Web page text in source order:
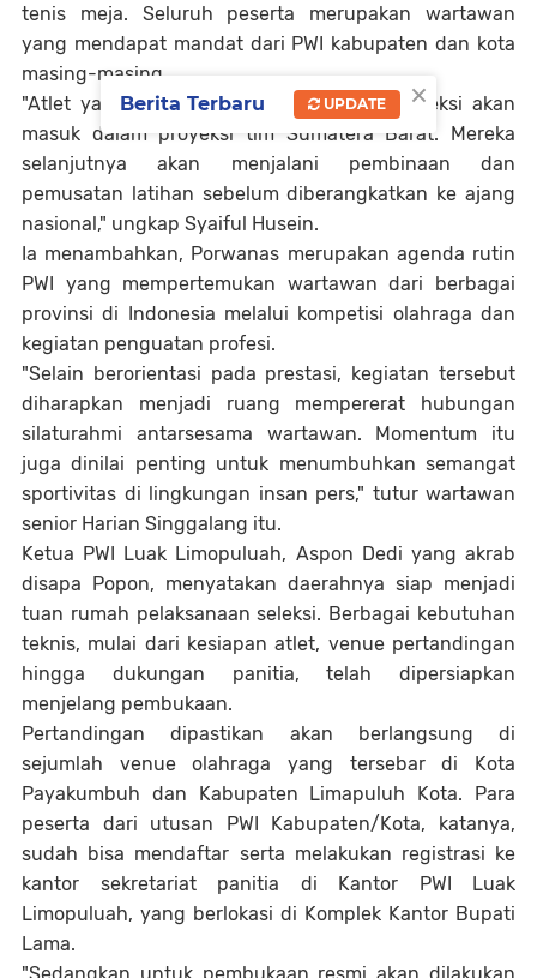
tenis meja. Seluruh peserta merupakan wartawan
yang mendapat mandat dari PWI kabupaten dan kota
masing-masing.‎
‎"Atlet yang berhasil memenuhi standar seleksi akan
masuk dalam proyeksi tim Sumatera Barat. Mereka
selanjutnya akan menjalani pembinaan dan
pemusatan latihan sebelum diberangkatkan ke ajang
nasional," ungkap Syaiful Husein. ‎
‎Ia menambahkan, Porwanas merupakan agenda rutin
PWI yang mempertemukan wartawan dari berbagai
provinsi di Indonesia melalui kompetisi olahraga dan
kegiatan penguatan profesi.
‎"Selain berorientasi pada prestasi, kegiatan tersebut
diharapkan menjadi ruang mempererat hubungan
silaturahmi antarsesama wartawan. Momentum itu
juga dinilai penting untuk menumbuhkan semangat
sportivitas di lingkungan insan pers," tutur wartawan
senior Harian Singgalang itu.‎
‎Ketua PWI Luak Limopuluah, Aspon Dedi yang akrab
disapa Popon, menyatakan daerahnya siap menjadi
tuan rumah pelaksanaan seleksi. Berbagai kebutuhan
teknis, mulai dari kesiapan atlet, venue pertandingan
hingga dukungan panitia, telah dipersiapkan
menjelang pembukaan.‎
‎Pertandingan dipastikan akan berlangsung di
sejumlah venue olahraga yang tersebar di Kota
Payakumbuh dan Kabupaten Limapuluh Kota. Para
peserta dari utusan PWI Kabupaten/Kota, katanya,
sudah bisa mendaftar serta melakukan registrasi ke
kantor sekretariat panitia di Kantor PWI Luak
Limopuluah, yang berlokasi di Komplek Kantor Bupati
Lama.
×
Berita Terbaru UPDATE